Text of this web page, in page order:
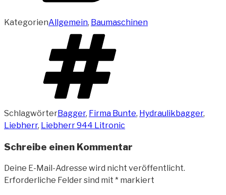
KategorienAllgemein, Baumaschinen
SchlagwörterBagger, Firma Bunte, Hydraulikbagger,
Liebherr, Liebherr 944 Litronic
Schreibe einen Kommentar
Deine E-Mail-Adresse wird nicht veröffentlicht.
Erforderliche Felder sind mit * markiert